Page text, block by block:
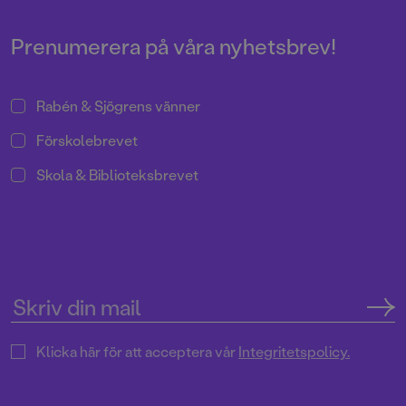
Prenumerera på våra nyhetsbrev!
Rabén & Sjögrens vänner
Förskolebrevet
Skola & Biblioteksbrevet
Klicka här för att acceptera vårIntegritetspolicy.